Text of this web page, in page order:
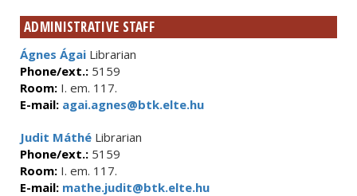
ADMINISTRATIVE STAFF
Ágnes Ágai Librarian
Phone/ext.: 5159
Room: I. em. 117.
E-mail: agai.agnes@btk.elte.hu
Judit Máthé Librarian
Phone/ext.: 5159
Room: I. em. 117.
E-mail: mathe.judit@btk.elte.hu